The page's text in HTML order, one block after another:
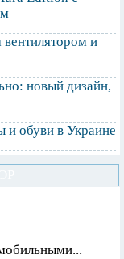
вентилятором и
новый дизайн,
обуви в Украине